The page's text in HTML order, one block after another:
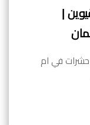
|
في ام